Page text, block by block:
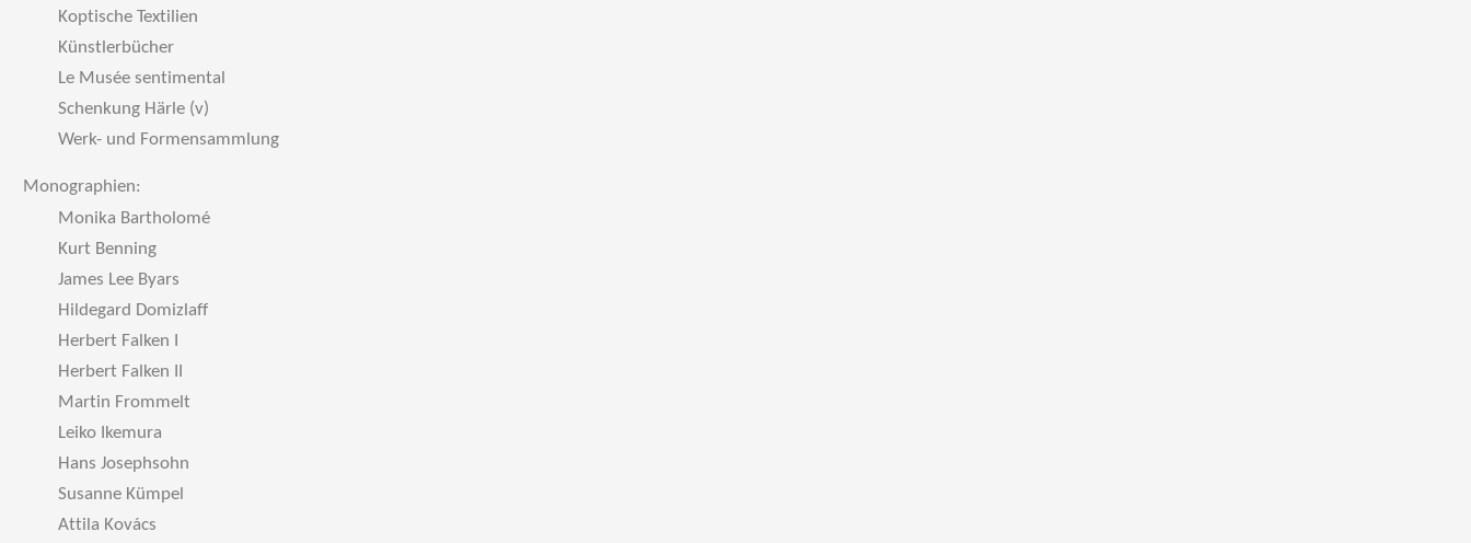
Koptische Textilien
Künstlerbücher
Le Musée sentimental
Schenkung Härle (v)
Werk- und Formensammlung
Monographien:
Monika Bartholomé
Kurt Benning
James Lee Byars
Hildegard Domizlaff
Herbert Falken I
Herbert Falken II
Martin Frommelt
Leiko Ikemura
Hans Josephsohn
Susanne Kümpel
Attila Kovács